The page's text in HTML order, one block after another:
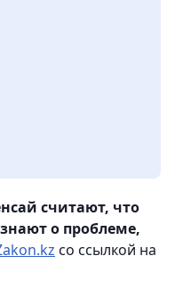
считают, что
о проблеме,
со ссылкой на